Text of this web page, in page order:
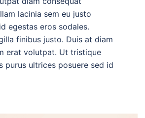
lacinia sem eu justo
egestas eros sodales.
finibus justo. Duis at diam
erat volutpat. Ut tristique
purus ultrices posuere sed id